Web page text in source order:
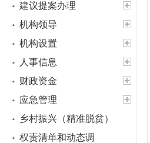
建议提案办理
机构领导
机构设置
人事信息
财政资金
应急管理
乡村振兴（精准脱贫）
权责清单和动态调